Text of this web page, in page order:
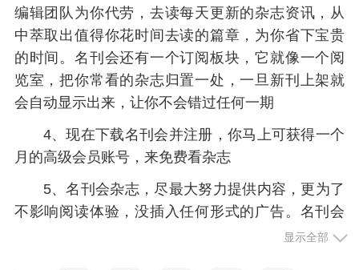
编辑团队为你代劳，去读每天更新的杂志资讯，从
中萃取出值得你花时间去读的篇章，为你省下宝贵
的时间。名刊会还有一个订阅板块，它就像一个阅
览室，把你常看的杂志归置一处，一旦新刊上架就
会自动显示出来，让你不会错过任何一期
4、现在下载名刊会并注册，你马上可获得一个
月的高级会员账号，来免费看杂志
5、名刊会杂志，尽最大努力提供内容，更为了
不影响阅读体验，没插入任何形式的广告。名刊会
的定位就是一个真正为杂志读者群体提供有品质、
显示全部